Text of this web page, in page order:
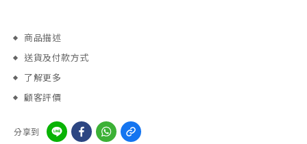
商品描述
送貨及付款方式
了解更多
顧客評價
分享到